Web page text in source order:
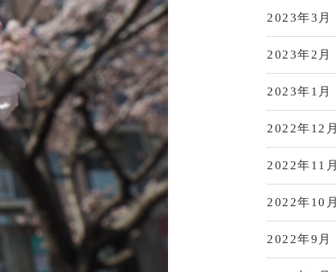
2023年3月
2023年2月
2023年1月
2022年12月
2022年11月
2022年10月
2022年9月